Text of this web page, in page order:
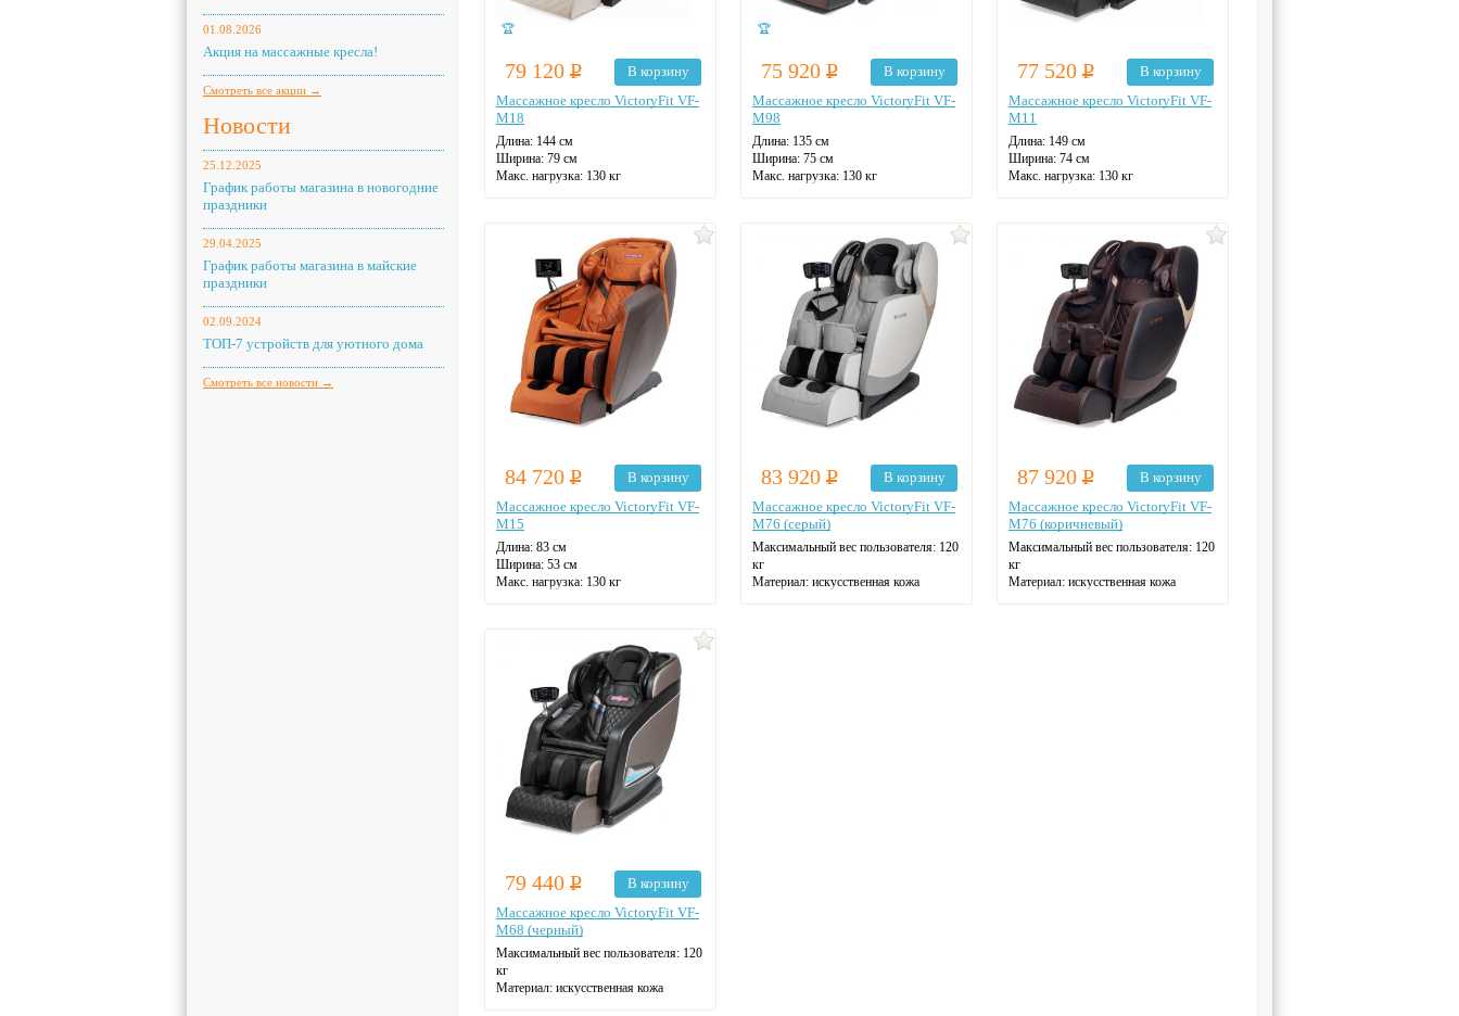
01.08.2026
Акция на массажные кресла!
Смотреть все акции →
Новости
25.12.2025
График работы магазина в новогодние
праздники
29.04.2025
График работы магазина в майские
праздники
02.09.2024
ТОП-7 устройств для уютного дома
Смотреть все новости →
🏆
79 120 Р
В корзину
Массажное кресло VictoryFit VF-
M18
Длина: 144 см
Ширина: 79 см
Макс. нагрузка: 130 кг
🏆
75 920 Р
В корзину
Массажное кресло VictoryFit VF-
M98
Длина: 135 см
Ширина: 75 см
Макс. нагрузка: 130 кг
Цвет: коричневый
77 520 Р
В корзину
Массажное кресло VictoryFit VF-
M11
Длина: 149 см
Ширина: 74 см
Макс. нагрузка: 130 кг
84 720 Р
В корзину
Массажное кресло VictoryFit VF-
M15
Длина: 83 см
Ширина: 53 см
Макс. нагрузка: 130 кг
83 920 Р
В корзину
Массажное кресло VictoryFit VF-
M76 (серый)
Максимальный вес пользователя: 120
кг
Материал: искусственная кожа
87 920 Р
В корзину
Массажное кресло VictoryFit VF-
M76 (коричневый)
Максимальный вес пользователя: 120
кг
Материал: искусственная кожа
79 440 Р
В корзину
Массажное кресло VictoryFit VF-
M68 (черный)
Максимальный вес пользователя: 120
кг
Материал: искусственная кожа